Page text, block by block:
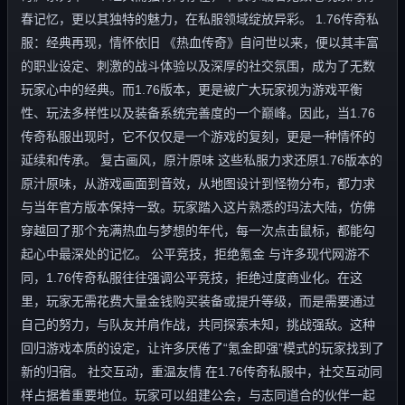
春记忆，更以其独特的魅力，在私服领域绽放异彩。 1.76传奇私
服：经典再现，情怀依旧 《热血传奇》自问世以来，便以其丰富
的职业设定、刺激的战斗体验以及深厚的社交氛围，成为了无数
玩家心中的经典。而1.76版本，更是被广大玩家视为游戏平衡
性、玩法多样性以及装备系统完善度的一个巅峰。因此，当1.76
传奇私服出现时，它不仅仅是一个游戏的复刻，更是一种情怀的
延续和传承。 复古画风，原汁原味 这些私服力求还原1.76版本的
原汁原味，从游戏画面到音效，从地图设计到怪物分布，都力求
与当年官方版本保持一致。玩家踏入这片熟悉的玛法大陆，仿佛
穿越回了那个充满热血与梦想的年代，每一次点击鼠标，都能勾
起心中最深处的记忆。 公平竞技，拒绝氪金 与许多现代网游不
同，1.76传奇私服往往强调公平竞技，拒绝过度商业化。在这
里，玩家无需花费大量金钱购买装备或提升等级，而是需要通过
自己的努力，与队友并肩作战，共同探索未知，挑战强敌。这种
回归游戏本质的设定，让许多厌倦了“氪金即强”模式的玩家找到了
新的归宿。 社交互动，重温友情 在1.76传奇私服中，社交互动同
样占据着重要地位。玩家可以组建公会，与志同道合的伙伴一起